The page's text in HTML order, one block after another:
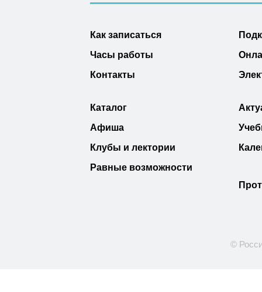
Как записаться
Часы работы
Контакты
Каталог
Афиша
Клубы и лектории
Равные возможности
©